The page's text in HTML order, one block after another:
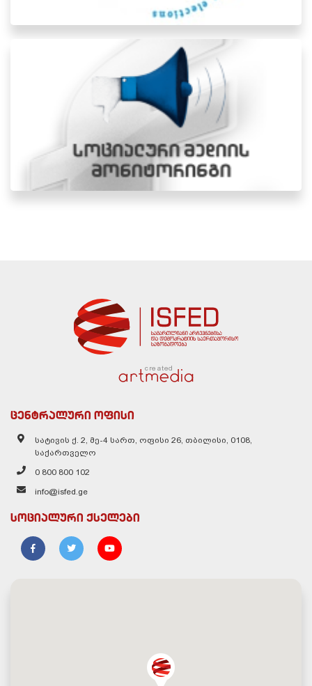
created
ცენტრალური ოფისი
სატივის ქ. 2, მე-4 სართ, ოფისი 26, თბილისი, 0108,
საქართველო
0 800 800 102
info@isfed.ge
სოციალური ქსელები